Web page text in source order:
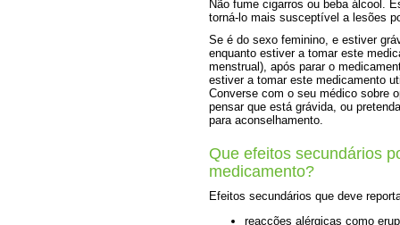
Não fume cigarros ou beba álcool.
torná-lo mais susceptível a lesões
Se é do sexo feminino, e estiver
enquanto estiver a tomar este
menstrual), após parar o
estiver a tomar este medicamento
Converse com o seu médico sobre
pensar que está grávida, ou
para aconselhamento.
Que efeitos secundários
medicamento?
Efeitos secundários que deve
reacções alérgicas como